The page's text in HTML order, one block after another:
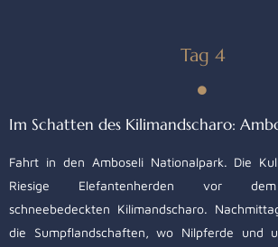
Tag 4
Im Schatten des Kilimandscharo:
Fahrt in den Amboseli Nationalpark. Die
Riesige Elefantenherden vor dem
schneebedeckten Kilimandscharo.
die Sumpflandschaften, wo Nilpferde und